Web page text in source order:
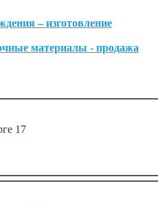
– изготовление
материалы - продажа
17